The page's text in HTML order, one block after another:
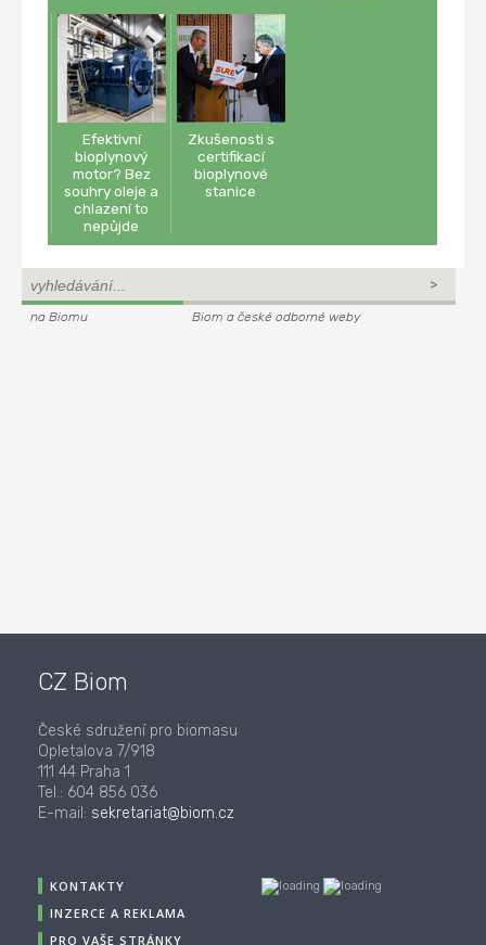
Efektivní
bioplynový
motor? Bez
souhry oleje a
chlazení to
nepůjde
Zkušenosti s
certifikací
bioplynové
stanice
na Biomu Biom a české odborné weby
CZ Biom
České sdružení pro biomasu
Opletalova 7/918
111 44 Praha 1
Tel.: 604 856 036
E-mail: sekretariat@biom.cz
KONTAKTY
INZERCE A REKLAMA
PRO VAŠE STRÁNKY